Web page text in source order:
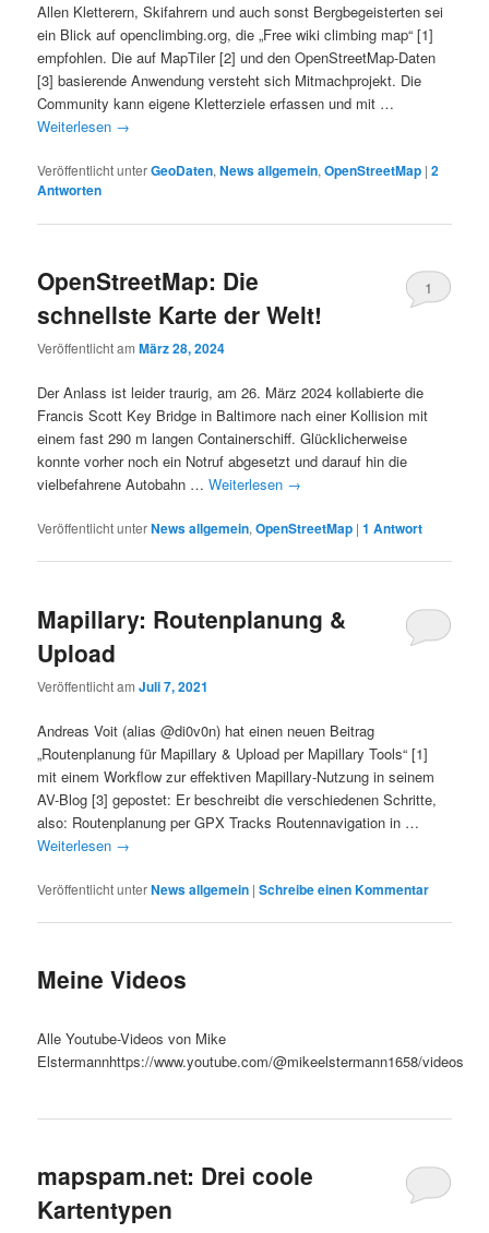
Allen Kletterern, Skifahrern und auch sonst Bergbegeisterten sei
ein Blick auf openclimbing.org, die „Free wiki climbing map“ [1]
empfohlen. Die auf MapTiler [2] und den OpenStreetMap-Daten
[3] basierende Anwendung versteht sich Mitmachprojekt. Die
Community kann eigene Kletterziele erfassen und mit …
Weiterlesen →
Veröffentlicht unterGeoDaten,News allgemein,OpenStreetMap |2
Antworten
OpenStreetMap: Die
schnellste Karte der Welt!
Veröffentlicht amMärz 28, 2024
1
Der Anlass ist leider traurig, am 26. März 2024 kollabierte die
Francis Scott Key Bridge in Baltimore nach einer Kollision mit
einem fast 290 m langen Containerschiff. Glücklicherweise
konnte vorher noch ein Notruf abgesetzt und darauf hin die
vielbefahrene Autobahn …Weiterlesen →
Veröffentlicht unterNews allgemein,OpenStreetMap |1 Antwort
Mapillary: Routenplanung &
Upload
Veröffentlicht amJuli 7, 2021
Andreas Voit (alias @di0v0n) hat einen neuen Beitrag
„Routenplanung für Mapillary & Upload per Mapillary Tools“ [1]
mit einem Workflow zur effektiven Mapillary-Nutzung in seinem
AV-Blog [3] gepostet: Er beschreibt die verschiedenen Schritte,
also: Routenplanung per GPX Tracks Routennavigation in …
Weiterlesen →
Veröffentlicht unterNews allgemein |Schreibe einen Kommentar
Meine Videos
Alle Youtube-Videos von Mike
Elstermannhttps://www.youtube.com/@mikeelstermann1658/videos
mapspam.net: Drei coole
Kartentypen